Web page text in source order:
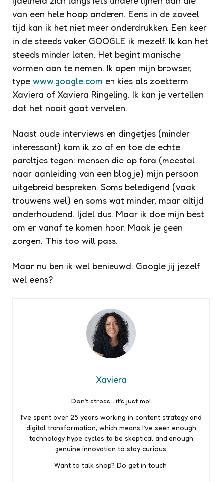
van een hele hoop anderen. Eens in de zoveel
tijd kan ik het niet meer onderdrukken. Een keer
in de steeds vaker GOOGLE ik mezelf. Ik kan het
steeds minder laten. Het begint manische
vormen aan te nemen. Ik open mijn browser,
type www.google.com en kies als zoekterm
Xaviera of Xaviera Ringeling. Ik kan je vertellen
dat het nooit gaat vervelen.
Naast oude interviews en dingetjes (minder
interessant) kom ik zo af en toe de echte
pareltjes tegen: mensen die op fora (meestal
naar aanleiding van een blogje) mijn persoon
uitgebreid bespreken. Soms beledigend (vaak
trouwens wel) en soms wat minder, maar altijd
onderhoudend. Ijdel dus. Maar ik doe mijn best
om er vanaf te komen hoor. Maak je geen
zorgen. This too will pass.
Maar nu ben ik wel benieuwd. Google jij jezelf
wel eens?
Xaviera
Don’t stress….it’s just me!
I’ve spent over 25 years working in content strategy and
digital transformation, which means I’ve seen enough
technology hype cycles to be skeptical and enough
genuine innovation to stay curious.
Want to talk shop? Do get in touch!